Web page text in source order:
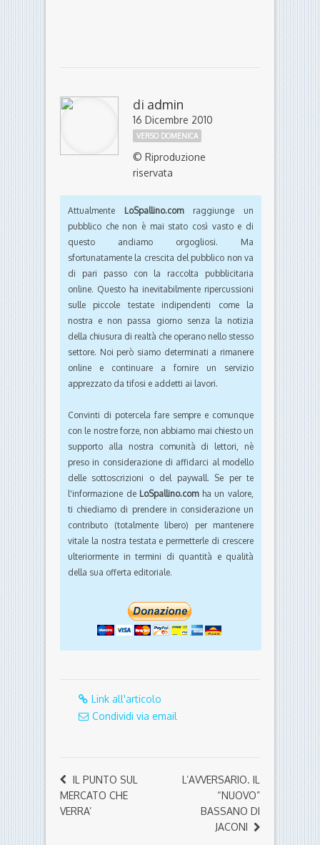
di admin
16 Dicembre 2010
VERSO DOMENICA
© Riproduzione
riservata
Attualmente LoSpallino.comraggiunge un
pubblico che non è mai stato così vasto e di
questo andiamo orgogliosi. Ma
sfortunatamente la crescita del pubblico non va
di pari passo con la raccolta pubblicitaria
online. Questo ha inevitabilmente ripercussioni
sulle piccole testate indipendenti come la
nostra e non passa giorno senza la notizia
della chiusura di realtà che operano nello stesso
settore. Noi però siamo determinati a rimanere
online e continuare a fornire un servizio
apprezzato da tifosi e addetti ai lavori.
Convinti di potercela fare sempre e comunque
con le nostre forze, non abbiamo mai chiesto un
supporto alla nostra comunità di lettori, nè
preso in considerazione di affidarci al modello
delle sottoscrizioni o del paywall. Se per te
l'informazione de LoSpallino.comha un valore,
ti chiediamo di prendere in considerazione un
contributo (totalmente libero) per mantenere
vitale la nostra testata e permetterle di crescere
ulteriormente in termini di quantità e qualità
della sua offerta editoriale.
Link all'articolo
Condividi via email
IL PUNTO SUL
MERCATO CHE
VERRA’
L’AVVERSARIO. IL
“NUOVO”
BASSANO DI
JACONI